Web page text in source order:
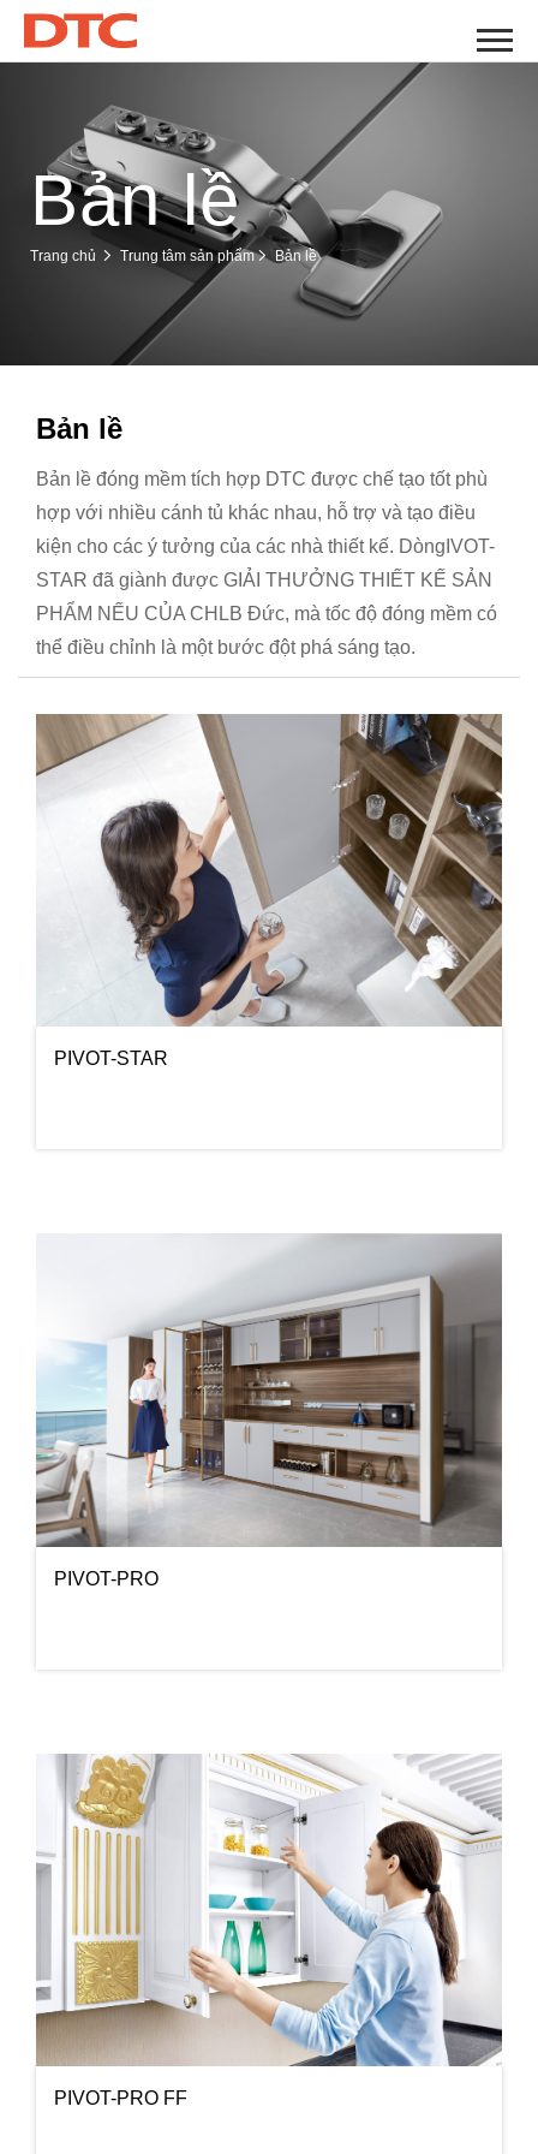
Bản lề
Trang chủ Trung tâm sản phẩm Bản lề
Bản lề
Bản lề đóng mềm tích hợp DTC được chế tạo tốt phù
hợp với nhiều cánh tủ khác nhau, hỗ trợ và tạo điều
kiện cho các ý tưởng của các nhà thiết kế. DòngIVOT-
STAR đã giành được GIẢI THƯỞNG THIẾT KẾ SẢN
PHẨM NẾU CỦA CHLB Đức, mà tốc độ đóng mềm có
thể điều chỉnh là một bước đột phá sáng tạo.
PIVOT-STAR
PIVOT-PRO
PIVOT-PRO FF